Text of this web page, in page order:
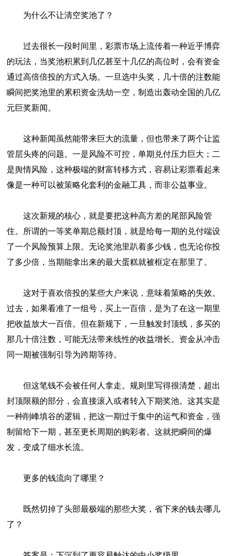
为什么不让清空奖池了？
过去很长一段时间里，彩票市场上流传着一种近乎博弈
的玩法，当奖池积累到几亿甚至十几亿的高位时，会有资金
通过高倍倍投的方式入场。一旦选中头奖，几十倍的注数能
瞬间把奖池里的累积资金洗劫一空，制造出轰动全国的几亿
元巨奖新闻。
这种新闻虽然能带来巨大的流量，但也带来了两个让监
管层头疼的问题。一是风险不可控，单期兑付压力巨大；二
是舆情风险，这种极端的财富转移方式，容易让彩票看起来
像是一种可以被策略化套利的金融工具，而非公益事业。
这次新规的核心，就是要把这种高方差的尾部风险管
住。所谓的一等奖单期总额封顶，就是给每一期的兑付端设
了一个风险预算上限。无论奖池里趴着多少钱，也无论你投
了多少倍，当期能拿出来的最大蛋糕就被框定在那里了。
这对于喜欢倍投的某些大户来说，意味着策略的失效。
过去，如果看准了一组号，买上一百倍，是为了在这一期里
把收益放大一百倍。但在新规下，一旦触发封顶线，多买的
那几十倍注数，可能无法带来线性的收益增长。资金从冲击
同一期被强制引导为跨期等待。
但这笔钱不会被任何人拿走。规则里写得很清楚，超出
封顶限额的部分，会直接滚入或者转入下期奖池。这其实是
一种削峰填谷的逻辑，把这一期过于集中的运气和资金，强
制留给下一期，甚至更长周期的购彩者。这就把瞬间的爆
发，变成了细水长流。
更多的钱流向了哪里？
既然切掉了头部最极端的那些大奖，省下来的钱去哪儿
了？